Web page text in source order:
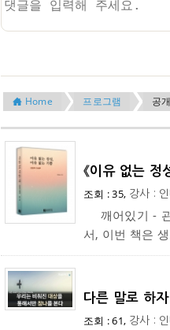
Home 프로그램 공
《이유 없는
조회 : 35, 강사 :
깨어있기 - 관
서, 이번 책은
다른 말로 하
조회 : 61, 강사 :